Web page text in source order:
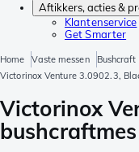
Aftikkers, acties &
Klantenservice
Get Smarter
Home Vaste messen
Bushcraft
Victorinox Venture 3.0902.3,
Victorinox
bushcraftmes